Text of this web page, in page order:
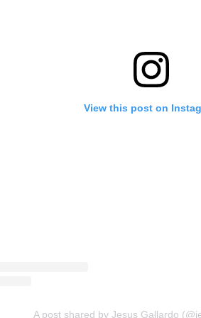
View this post on
A post shared by Jesus Gallardo